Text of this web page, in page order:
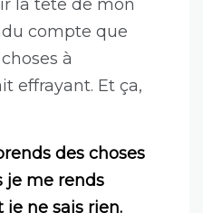
Surtout
déclic.
rencontre avec